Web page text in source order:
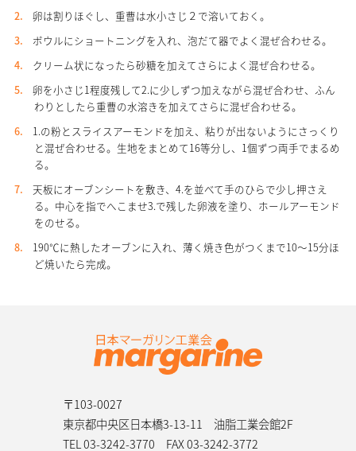
卵は割りほぐし、重曹は水小さじ２で溶いておく。
ボウルにショートニングを入れ、泡だて器でよく混ぜ合わせる。
クリーム状になったら砂糖を加えてさらによく混ぜ合わせる。
卵を小さじ1程度残して2.に少しずつ加えながら混ぜ合わせ、ふん
わりとしたら重曹の水溶きを加えてさらに混ぜ合わせる。
1.の粉とスライスアーモンドを加え、粘りが出ないようにさっくり
と混ぜ合わせる。生地をまとめて16等分し、1個ずつ両手でまるめ
る。
天板にオーブンシートを敷き、4.を並べて手のひらで少し押さえ
る。中心を指でへこませ3.で残した卵液を塗り、ホールアーモンド
をのせる。
190℃に熱したオーブンに入れ、薄く焼き色がつくまで10～15分ほ
ど焼いたら完成。
〒103-0027
東京都中央区日本橋3-13-11 油脂工業会館2F
TEL 03-3242-3770 FAX 03-3242-3772